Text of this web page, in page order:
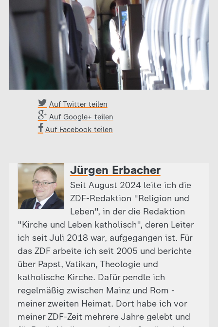
Auf Twitter teilen
Auf Google+ teilen
Auf Facebook teilen
Jürgen Erbacher
Seit August 2024 leite ich die
ZDF-Redaktion "Religion und
Leben", in der die Redaktion
"Kirche und Leben katholisch", deren Leiter
ich seit Juli 2018 war, aufgegangen ist. Für
das ZDF arbeite ich seit 2005 und berichte
über Papst, Vatikan, Theologie und
katholische Kirche. Dafür pendle ich
regelmäßig zwischen Mainz und Rom -
meiner zweiten Heimat. Dort habe ich vor
meiner ZDF-Zeit mehrere Jahre gelebt und